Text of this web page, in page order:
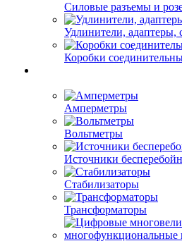
Силовые разъемы и
Удлинители, адаптеры,
Коробки
Амперметры
Вольтметры
Источники
Стабилизаторы
Трансформаторы